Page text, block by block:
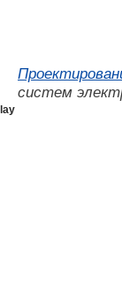
систем